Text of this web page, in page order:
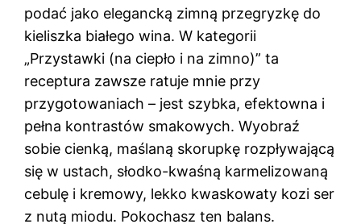
podać jako elegancką zimną przegryzkę do
kieliszka białego wina. W kategorii
„Przystawki (na ciepło i na zimno)” ta
receptura zawsze ratuje mnie przy
przygotowaniach – jest szybka, efektowna i
pełna kontrastów smakowych. Wyobraź
sobie cienką, maślaną skorupkę rozpływającą
się w ustach, słodko-kwaśną karmelizowaną
cebulę i kremowy, lekko kwaskowaty kozi ser
z nutą miodu. Pokochasz ten balans.